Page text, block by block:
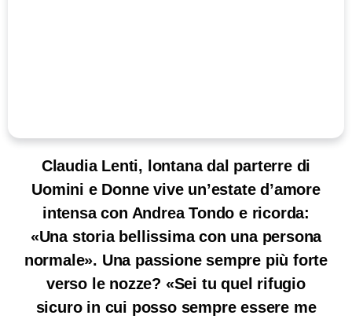
Claudia Lenti, lontana dal parterre di
Uomini e Donne vive un’estate d’amore
intensa con Andrea Tondo e ricorda:
«Una storia bellissima con una persona
normale». Una passione sempre più forte
verso le nozze? «Sei tu quel rifugio
sicuro in cui posso sempre essere me